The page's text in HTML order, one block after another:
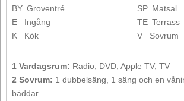
BY Groventré
E
Ingång
K
Kök
SP Matsal
TE Terrass
V
Sovrum
1 Vardagsrum: Radio, DVD, Apple TV, TV
2 Sovrum: 1 dubbelsäng, 1 säng och en
bäddar